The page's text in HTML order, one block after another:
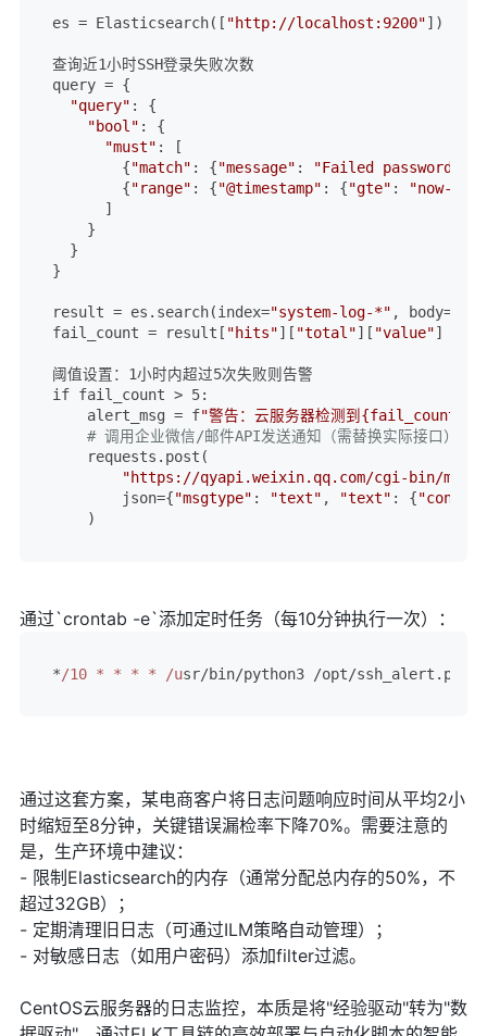
es = Elasticsearch([ "http://localhost:9200"])
查询近1小时SSH登录失败次数
query = {
"query" : {
"bool" : {
"must" : [
        {
"match" : {"message" : "Failed password"
        {
"range" : {"@timestamp" : {"gte" : "now-1h"
      ]
    }
  }
}
result = es.search(index="system-log-*" ,
fail_count = result[ "hits"][ "total"][ "value"]
阈值设置：1小时内超过5次失败则告警
if fail_count > 5:
    alert_msg = f
"警告：云服务器检测到{fail_count}次
# 调用企业微信/邮件API发送通知（需替换实际接口）
    requests.post(
"https://qyapi.weixin.qq.com/cgi-bin/
        json={
"msgtype" : "text" , "text" : {
通过`crontab -e`添加定时任务（每10分钟执行一次）：
*/10 * * * * /usr/bin/python3 /opt/ssh_alert. py
通过这套方案，某电商客户将日志问题响应时间从平均2小
时缩短至8分钟，关键错误漏检率下降70%。需要注意的
是，生产环境中建议：
- 限制Elasticsearch的内存（通常分配总内存的50%，不
超过32GB）；
- 定期清理旧日志（可通过ILM策略自动管理）；
- 对敏感日志（如用户密码）添加filter过滤。
CentOS云服务器的日志监控，本质是将"经验驱动"转为"数